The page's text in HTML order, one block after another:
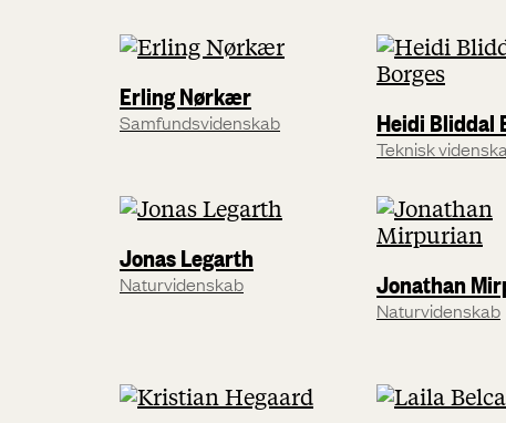
Erling Nørkær
Samfundsvidenskab Heidi Bliddal
Teknisk
Jonas Legarth
Naturvidenskab Jonathan
Naturvidenskab